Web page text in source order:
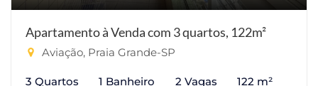
Apartamento à Venda com 3 quartos, 122m²
Aviação, Praia Grande-SP
3 Quartos 1 Banheiro 2 Vagas 122 m²